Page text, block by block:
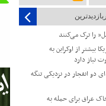
را ترک می‌کنند
بیشتر از اوکراین به
نیاز دارد
دو انفجار در نزدیکی تنگه
عراق برای حمله به